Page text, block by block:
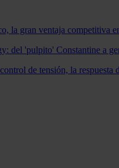
la gran ventaja competitiva
del 'pulpito' Constantine a
de tensión, la respuesta